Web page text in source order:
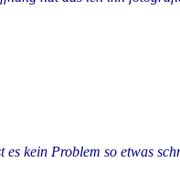
es kein Problem so etwas